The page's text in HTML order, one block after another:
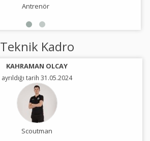
Antrenör
Teknik Kadro
KAHRAMAN OLCAY
ayrıldığı tarih 31.05.2024
Scoutman